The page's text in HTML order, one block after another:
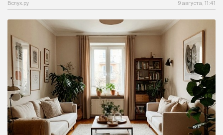
Вслух.ру 9 августа, 11:41